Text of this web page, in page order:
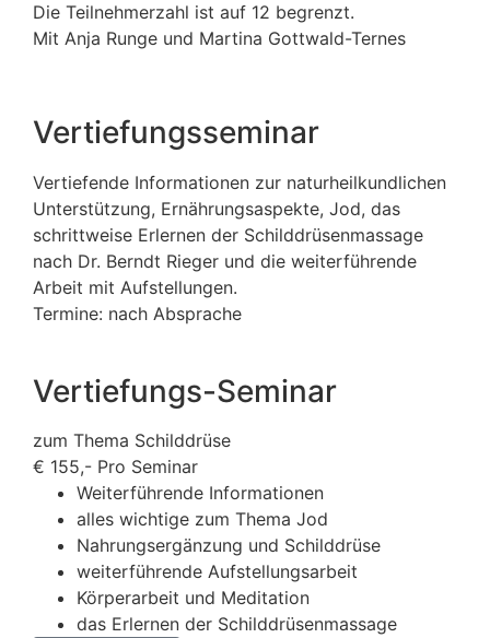
Die Teilnehmerzahl ist auf 12 begrenzt.
Mit Anja Runge und Martina Gottwald-Ternes
Vertiefungsseminar
Vertiefende Informationen zur naturheilkundlichen
Unterstützung, Ernährungsaspekte, Jod, das
schrittweise Erlernen der Schilddrüsenmassage
nach Dr. Berndt Rieger und die weiterführende
Arbeit mit Aufstellungen.
Termine: nach Absprache
Vertiefungs-Seminar
zum Thema Schilddrüse
€ 155,- Pro Seminar
Weiterführende Informationen
alles wichtige zum Thema Jod
Nahrungsergänzung und Schilddrüse
weiterführende Aufstellungsarbeit
Körperarbeit und Meditation
das Erlernen der Schilddrüsenmassage